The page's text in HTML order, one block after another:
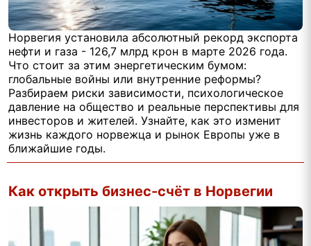
Норвегия установила абсолютный рекорд экспорта
нефти и газа - 126,7 млрд крон в марте 2026 года.
Что стоит за этим энергетическим бумом:
глобальные войны или внутренние реформы?
Разбираем риски зависимости, психологическое
давление на общество и реальные перспективы для
инвесторов и жителей. Узнайте, как это изменит
жизнь каждого норвежца и рынок Европы уже в
ближайшие годы.
Как открыть бизнес-счёт в Норвегии